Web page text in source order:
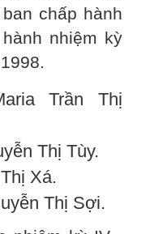
chấp hành
nhiệm kỳ
Trần Thị
Thị Tùy.
Xá.
Thị Sợi.